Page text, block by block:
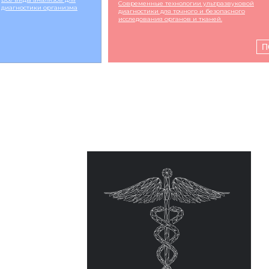
Современные технологии ультразвуковой
диагностики для точного и безопасного
исследования органов и тканей.
диагностики организма